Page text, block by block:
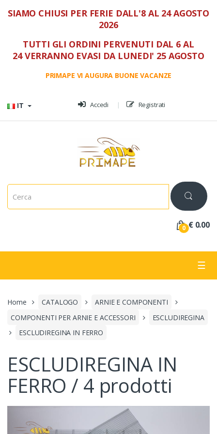
SIAMO CHIUSI PER FERIE DALL'8 AL 24 AGOSTO
2026
TUTTI GLI ORDINI PERVENUTI DAL 6 AL
24 VERRANNO EVASI DA LUNEDI' 25 AGOSTO
PRIMAPE VI AUGURA BUONE VACANZE
IT
Accedi Registrati
C
0 € 0.00
☰
Home CATALOGO
ARNIE E COMPONENTI
COMPONENTI PER ARNIE E ACCESSORI
ESCLUDIREGINA
ESCLUDIREGINA IN FERRO
ESCLUDIREGINA IN
FERRO / 4 prodotti